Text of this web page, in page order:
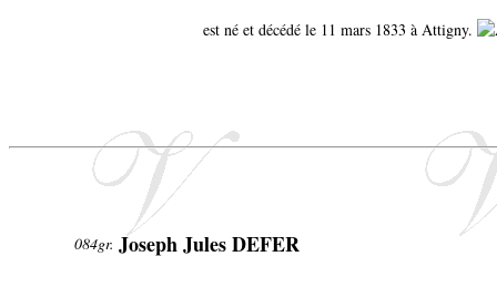
est né et décédé le 11 mars 1833 à Attigny.
084gr. Joseph Jules DEFER